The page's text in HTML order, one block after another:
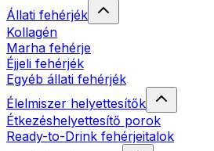
Állati fehérjék
Kollagén
Marha fehérje
Éjjeli fehérjék
Egyéb állati fehérjék
Élelmiszer helyettesítők
Étkezéshelyettesítő porok
Ready-to-Drink fehérjeitalok